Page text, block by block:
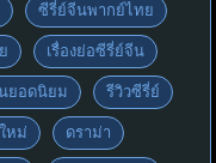
ซีรี่ย์จีนพากย์ไทย
เรื่องย่อซีรี่ย์จีน
ยอดนิยม รีวิวซีรี่ย์
หม่ ดราม่า